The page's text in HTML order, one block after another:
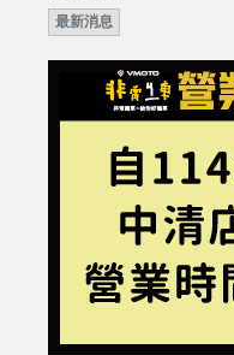
最新消息